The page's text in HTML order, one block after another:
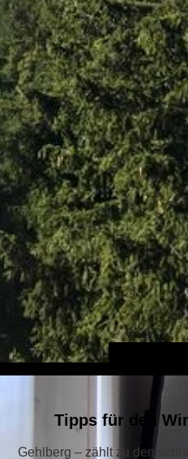
Tipps für den
Gehlberg – zählt zu den